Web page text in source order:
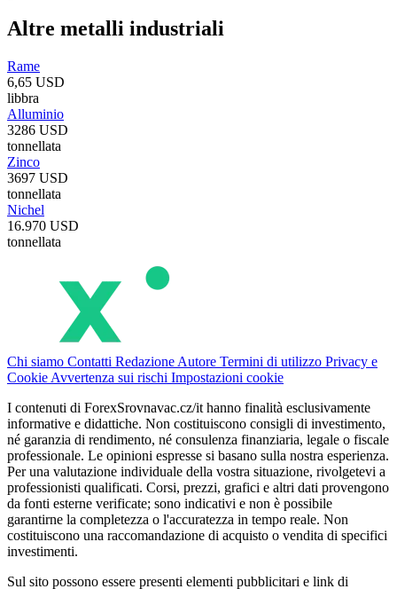
Altre metalli industriali
Rame
6,65 USD
libbra
Alluminio
3286 USD
tonnellata
Zinco
3697 USD
tonnellata
Nichel
16.970 USD
tonnellata
Chi siamo Contatti Redazione Autore Termini di utilizzo Privacy e
Cookie Avvertenza sui rischi Impostazioni cookie
I contenuti di ForexSrovnavac.cz/it hanno finalità esclusivamente
informative e didattiche. Non costituiscono consigli di investimento,
né garanzia di rendimento, né consulenza finanziaria, legale o fiscale
professionale. Le opinioni espresse si basano sulla nostra esperienza.
Per una valutazione individuale della vostra situazione, rivolgetevi a
professionisti qualificati. Corsi, prezzi, grafici e altri dati provengono
da fonti esterne verificate; sono indicativi e non è possibile
garantirne la completezza o l'accuratezza in tempo reale. Non
costituiscono una raccomandazione di acquisto o vendita di specifici
investimenti.
Sul sito possono essere presenti elementi pubblicitari e link di